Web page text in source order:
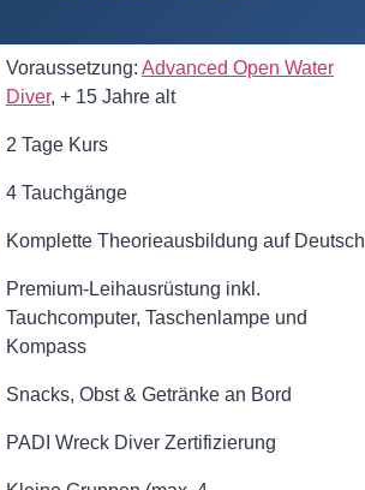
Voraussetzung: Advanced Open Water
Diver, + 15 Jahre alt
2 Tage Kurs
4 Tauchgänge
Komplette Theorieausbildung auf Deutsch
Premium-Leihausrüstung inkl.
Tauchcomputer, Taschenlampe und
Kompass
Snacks, Obst & Getränke an Bord
PADI Wreck Diver Zertifizierung